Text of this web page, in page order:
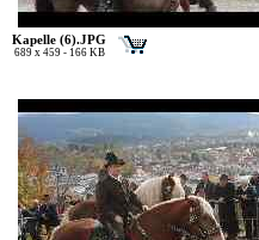
Kapelle (6).JPG
689 x 459 - 166 KB